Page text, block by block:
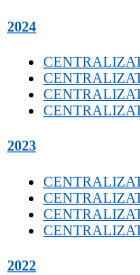
2024
2023
2022